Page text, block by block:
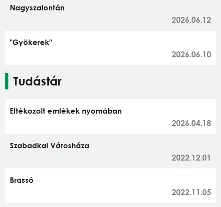
Nagyszalontán
2026.06.12
"Gyökerek"
2026.06.10
Tudástár
Eltékozolt emlékek nyomában
2026.04.18
Szabadkai Városháza
2022.12.01
Brassó
2022.11.05